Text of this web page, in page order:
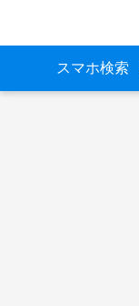
スマホ検索